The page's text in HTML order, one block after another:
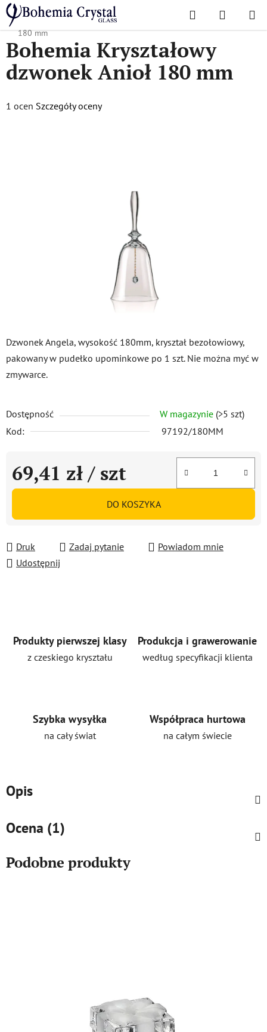
Przejść
do
treści
Szukaj KOSZYK
Home
/ Akcesoria / Akcesoria / Bohemia Kryształowy dzwonek Anioł
180 mm
Dzwonek Angela, wysokość 180mm, kryształ bezołowiowy,
pakowany w pudełko upominkowe po 1 szt. Nie można myć w
zmywarce.
Dostępność W magazynie (>5 szt)
Kod:
97192/180MM
69,41 zł / szt
Cena jednostkowa:
DO KOSZYKA
Druk Zadaj pytanie
Powiadom mnie
Udostępnij
Bohemia Kryształowy
dzwonek Anioł 180 mm
Średnia
1 ocen Szczegóły oceny
Produkty pierwszej klasy
z czeskiego kryształu
Produkcja i grawerowanie
według specyfikacji klienta
Szybka wysyłka
na cały świat
Współpraca hurtowa
na całym świecie
Opis
Ocena (1)
Podobne produkty